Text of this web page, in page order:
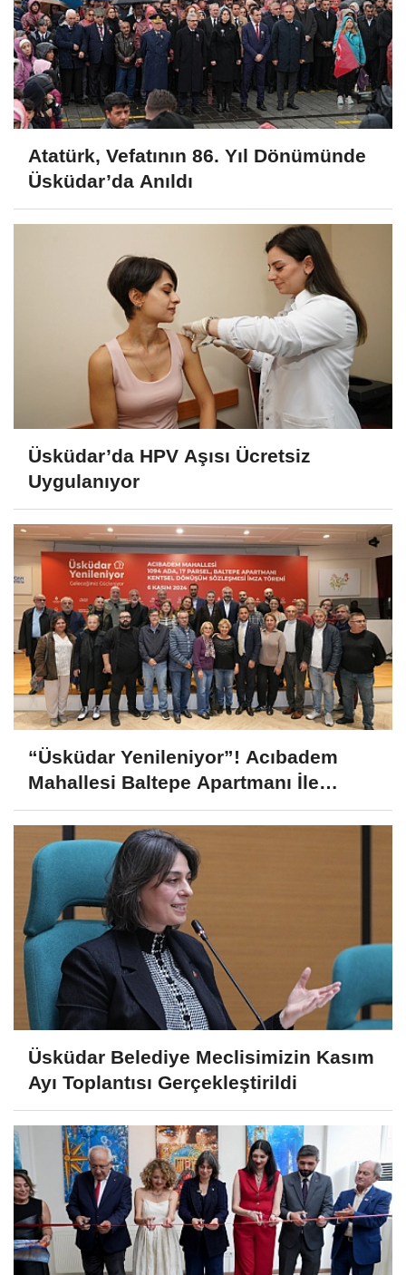
Atatürk, Vefatının 86. Yıl Dönümünde
Üsküdar’da Anıldı
Üsküdar’da HPV Aşısı Ücretsiz
Uygulanıyor
“Üsküdar Yenileniyor”! Acıbadem
Mahallesi Baltepe Apartmanı İle
Dönüşüm Süreci Başladı
Üsküdar Belediye Meclisimizin Kasım
Ayı Toplantısı Gerçekleştirildi